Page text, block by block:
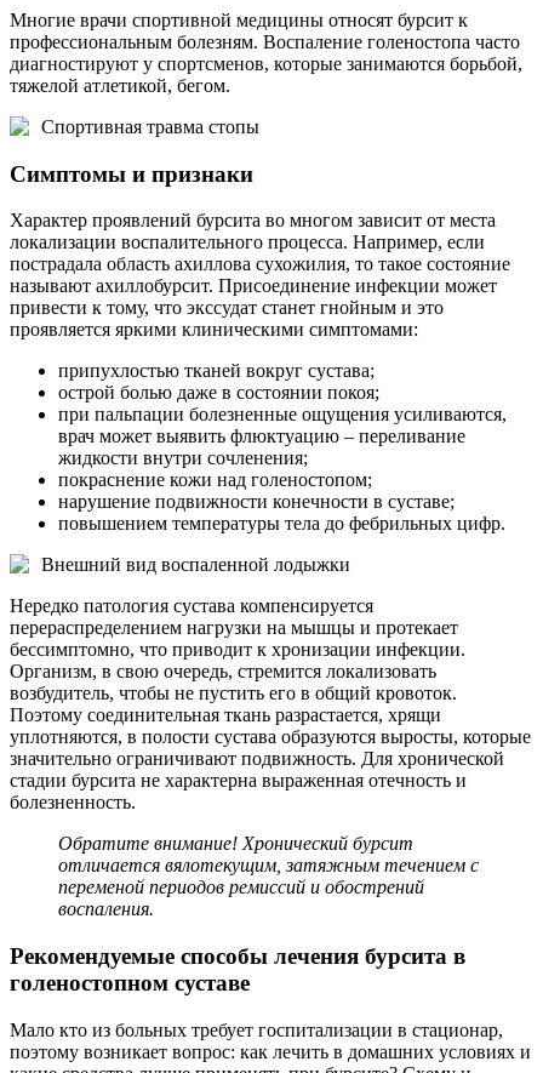
Многие врачи спортивной медицины относят бурсит к
профессиональным болезням. Воспаление голеностопа часто
диагностируют у спортсменов, которые занимаются борьбой,
тяжелой атлетикой, бегом.
Спортивная травма стопы
Симптомы и признаки
Характер проявлений бурсита во многом зависит от места
локализации воспалительного процесса. Например, если
пострадала область ахиллова сухожилия, то такое состояние
называют ахиллобурсит. Присоединение инфекции может
привести к тому, что экссудат станет гнойным и это
проявляется яркими клиническими симптомами:
припухлостью тканей вокруг сустава;
острой болью даже в состоянии покоя;
при пальпации болезненные ощущения усиливаются,
врач может выявить флюктуацию – переливание
жидкости внутри сочленения;
покраснение кожи над голеностопом;
нарушение подвижности конечности в суставе;
повышением температуры тела до фебрильных цифр.
Внешний вид воспаленной лодыжки
Нередко патология сустава компенсируется
перераспределением нагрузки на мышцы и протекает
бессимптомно, что приводит к хронизации инфекции.
Организм, в свою очередь, стремится локализовать
возбудитель, чтобы не пустить его в общий кровоток.
Поэтому соединительная ткань разрастается, хрящи
уплотняются, в полости сустава образуются выросты, которые
значительно ограничивают подвижность. Для хронической
стадии бурсита не характерна выраженная отечность и
болезненность.
Обратите внимание! Хронический бурсит
отличается вялотекущим, затяжным течением с
переменой периодов ремиссий и обострений
воспаления.
Рекомендуемые способы лечения бурсита в
голеностопном суставе
Мало кто из больных требует госпитализации в стационар,
поэтому возникает вопрос: как лечить в домашних условиях и